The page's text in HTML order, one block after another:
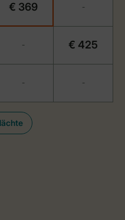
€ 369 -
- € 425
- -